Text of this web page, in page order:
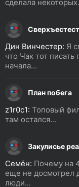
сделала
Дин Винчестер: Я
что Чак тот писать
начала...
План побега
z1r0c1: Топовый
там остался...
Закулисье
Семён: Почему на
еще не досмотрел
люди...